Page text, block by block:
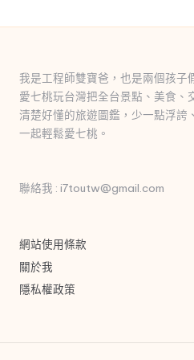
我是工程師雙寶爸，也是兩個孩子
愛七桃玩台灣把全台景點、美食、
清楚好懂的旅遊圖鑑，少一點浮誇
一起輕鬆愛七桃。
聯絡我 : i7toutw@gmail.com
網站使用條款
關於我
隱私權政策